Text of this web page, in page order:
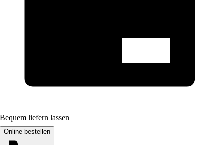
Bequem liefern lassen
Online bestellen